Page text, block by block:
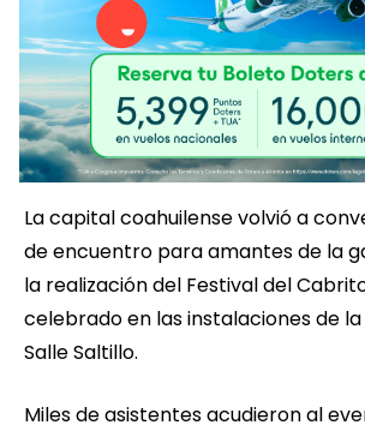
La capital coahuilense volvió a
de encuentro para amantes de la
la realización del Festival del
celebrado en las instalaciones de la
Salle Saltillo.
Miles de asistentes acudieron al